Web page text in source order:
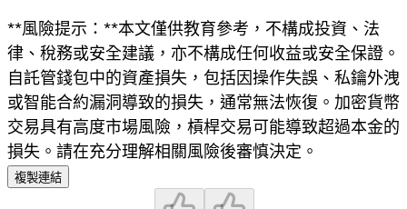
**風險提示：**本文僅供教育參考，不構成投資、法
律、稅務或安全建議，亦不構成任何收益或安全保證。
自託管錢包中的資產損失，包括因操作失誤、私鑰外洩
或智能合約漏洞導致的損失，通常無法恢復。加密貨幣
交易具有高度市場風險，槓桿交易可能導致超過本金的
損失。請在充分理解相關風險後審慎決定。
複製連結